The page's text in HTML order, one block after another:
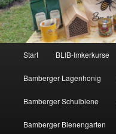
Start BLIB-Imkerkurse
Bamberger Lagenhonig
Bamberger Schulbiene
Bamberger Bienengarten